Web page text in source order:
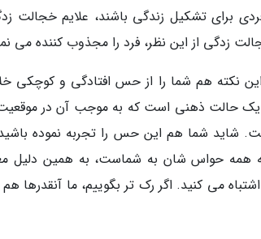
برای تشکیل زندگی باشند، علایم خجالت
زدگی از این نظر، فرد را مجذوب کننده می
نکته هم شما را از حس افتادگی و کوچکی
یک حالت ذهنی است که به موجب آن در
شاید شما هم این حس را تجربه نموده
همه حواس شان به شماست، به همین دلیل
می کنید. اگر رک تر بگوییم، ما آنقدرها